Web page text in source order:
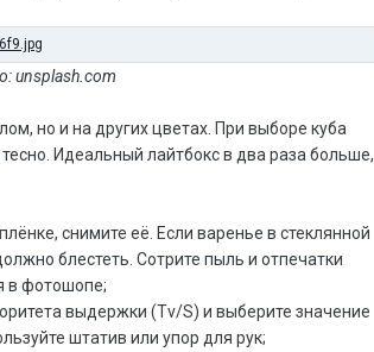
unsplash.com
но и на других цветах. При выборе куба
Идеальный лайтбокс в два раза больше,
снимите её. Если варенье в стеклянной
блестеть. Сотрите пыль и отпечатки
в фотошопе;
выдержки (Tv/S) и выберите значение
штатив или упор для рук;